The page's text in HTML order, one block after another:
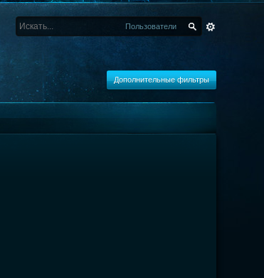
Пользователи
Дополнительные фильтры